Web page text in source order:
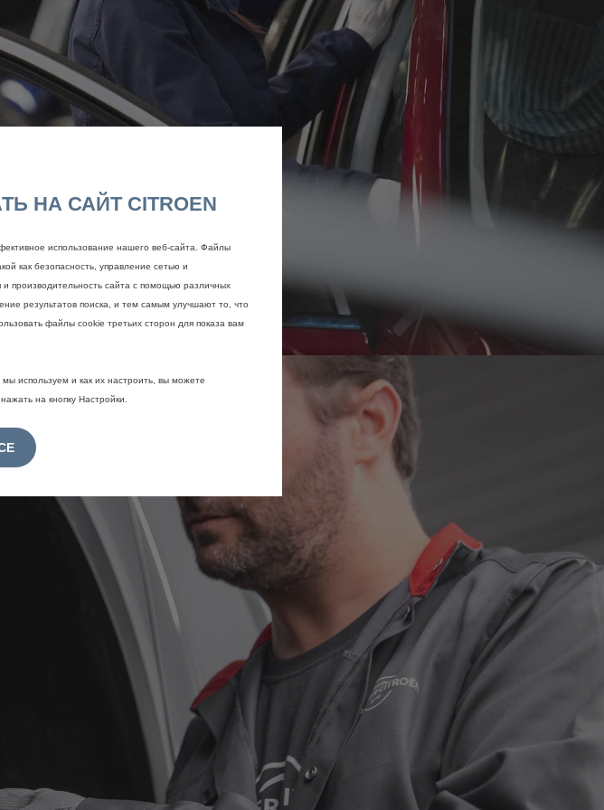
НА САЙТ CITROEN
использование нашего веб-сайта. Файлы
как безопасность, управление сетью и
производительность сайта с помощью различных
результатов поиска, и тем самым улучшают то, что
файлы cookie третьих сторон для показа вам
используем и как их настроить, вы можете
на кнопку Настройки.